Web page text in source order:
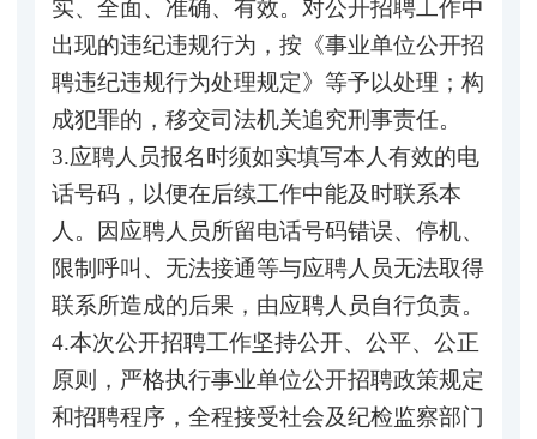
实、全面、准确、有效。对公开招聘工作中
出现的违纪违规行为，按《事业单位公开招
聘违纪违规行为处理规定》等予以处理；构
成犯罪的，移交司法机关追究刑事责任。
3.应聘人员报名时须如实填写本人有效的电
话号码，以便在后续工作中能及时联系本
人。因应聘人员所留电话号码错误、停机、
限制呼叫、无法接通等与应聘人员无法取得
联系所造成的后果，由应聘人员自行负责。
4.本次公开招聘工作坚持公开、公平、公正
原则，严格执行事业单位公开招聘政策规定
和招聘程序，全程接受社会及纪检监察部门